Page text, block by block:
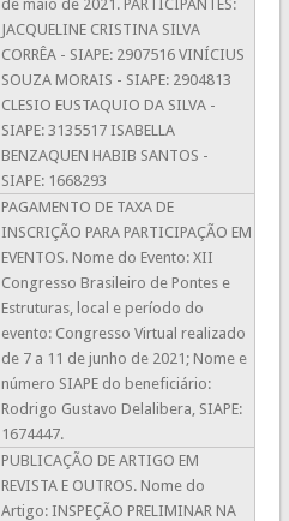
de maio de 2021. PARTICIPANTES:
JACQUELINE CRISTINA SILVA
CORRÊA - SIAPE: 2907516 VINÍCIUS
SOUZA MORAIS - SIAPE: 2904813
CLESIO EUSTAQUIO DA SILVA -
SIAPE: 3135517 ISABELLA
BENZAQUEN HABIB SANTOS -
SIAPE: 1668293
PAGAMENTO DE TAXA DE
INSCRIÇÃO PARA PARTICIPAÇÃO EM
EVENTOS. Nome do Evento: XII
Congresso Brasileiro de Pontes e
Estruturas, local e período do
evento: Congresso Virtual realizado
de 7 a 11 de junho de 2021; Nome e
número SIAPE do beneficiário:
Rodrigo Gustavo Delalibera, SIAPE:
1674447.
PUBLICAÇÃO DE ARTIGO EM
REVISTA E OUTROS. Nome do
Artigo: INSPEÇÃO PRELIMINAR NA